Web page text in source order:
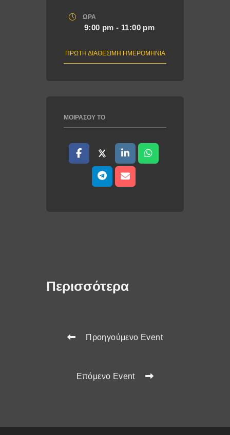
ΏΡΑ
9:00 pm - 11:00 pm
ΠΡΏΤΗ ΔΙΑΘΈΣΙΜΗ ΗΜΕΡΟΜΗΝΊΑ
ΜΟΙΡΆΣΟΥ ΤΟ
Περισσότερα
Προηγούμενο Event
Επόμενο Event